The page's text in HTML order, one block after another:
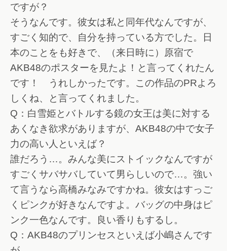
ですが？
そうなんです。彼女は私と同年代なんですが、
すごく知的で、自分を持っている方でした。日
本のことをも好きで、（来日時に）原宿で
AKB48のポスターを見たよ！と言ってくれたん
です！ うれしかったです。この作品のPRよろ
しくね、と言ってくれました。
Q：白雪姫とバトルする鏡の女王は美に対する
あくなき欲求がありますが、AKB48の中で女子
力の高い人といえば？
誰だろう…。みんな美にストイックなんですが
すごくサバサバしていて男らしいので…。強い
て言うなら高橋みなみですかね。彼女はすっご
くピンクが好きなんですよ。バッグの中身はピ
ンク一色なんです。良い香りもするし。
Q：AKB48のプリンセスといえば小嶋さんです